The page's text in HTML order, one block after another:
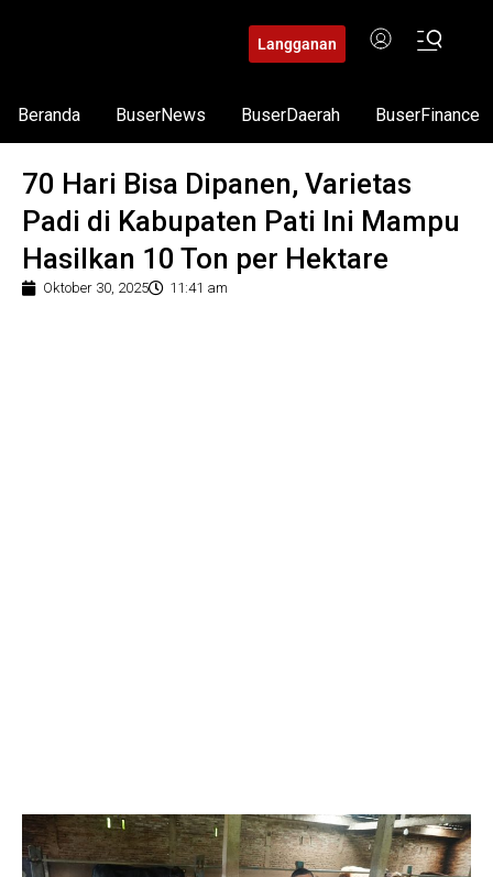
Langganan
Beranda BuserNews BuserDaerah BuserFinance
70 Hari Bisa Dipanen, Varietas
Padi di Kabupaten Pati Ini Mampu
Hasilkan 10 Ton per Hektare
Oktober 30, 2025 11:41 am